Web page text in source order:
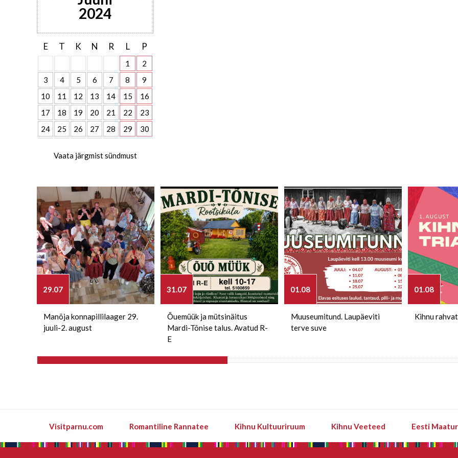
2024
E T K N R L P
1
2
3
4 5 6 7 8
9
10
11 12 13 14 15
16
17
18 19 20 21 22
23
24
25 26 27 28 29 30
Vaata järgmist sündmust
29.07
Manõja konnapillilaager 29.
juuli-2. august
31.07
Õuemüük ja mütsinäitus
Mardi-Tõnise talus. Avatud R-
E
01.08
Muuseumitund. Laupäeviti
terve suve
01.08
Kihnu
Visitparnu.com Romantiline Rannatee Kihnu Kultuuriruum Kihnu Veeteed Eesti